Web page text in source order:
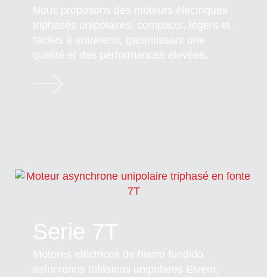
Nous proposons des moteurs électriques
triphasés unipolaires, compacts, légers et
faciles à entretenir, garantissant une
qualité et des performances élevées.
Serie 7T
Motores eléctricos de hierro fundido
asíncronos trifásicos unipolares Elvem,